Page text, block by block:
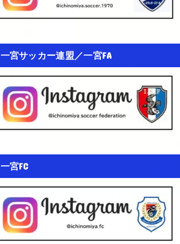
一宮サッカー連盟／一宮FA
一宮FC